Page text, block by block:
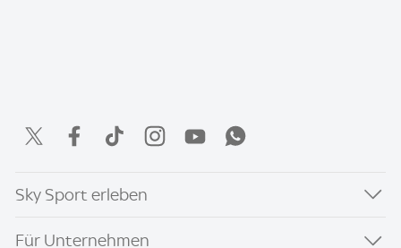
Sky Sport erleben
Für Unternehmen